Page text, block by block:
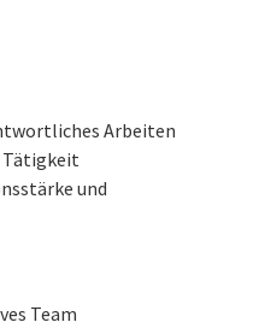
Arbeiten
Tätigkeit
und
Team